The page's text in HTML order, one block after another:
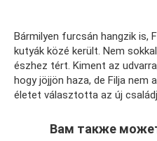
Bármilyen furcsán hangzik is,
kutyák közé került. Nem
észhez tért. Kiment az
hogy jöjjön haza, de Filja nem
életet választotta az új
Вам также